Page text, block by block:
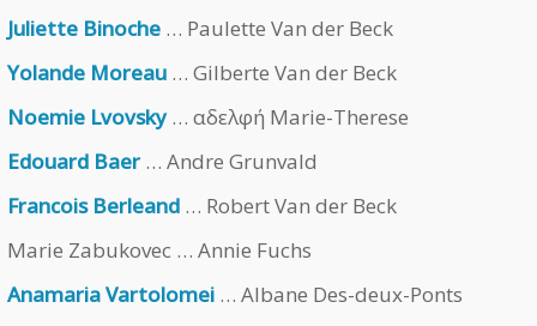
Juliette Binoche … Paulette Van der Beck
Yolande Moreau … Gilberte Van der Beck
Noemie Lvovsky… αδελφή Marie-Therese
Edouard Baer … Andre Grunvald
Francois Berleand … Robert Van der Beck
Marie Zabukovec … Annie Fuchs
Anamaria Vartolomei … Albane Des-deux-Ponts